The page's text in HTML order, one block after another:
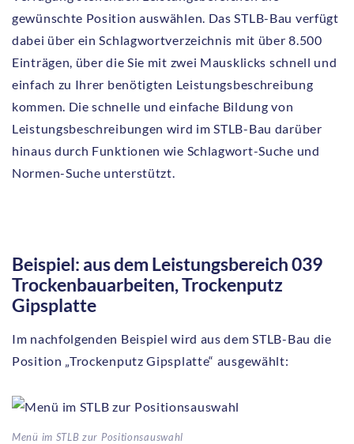
gewünschte Position auswählen. Das STLB-Bau verfügt
dabei über ein Schlagwortverzeichnis mit über 8.500
Einträgen, über die Sie mit zwei Mausklicks schnell und
einfach zu Ihrer benötigten Leistungsbeschreibung
kommen. Die schnelle und einfache Bildung von
Leistungsbeschreibungen wird im STLB-Bau darüber
hinaus durch Funktionen wie Schlagwort-Suche und
Normen-Suche unterstützt.
Beispiel: aus dem Leistungsbereich 039
Trockenbauarbeiten, Trockenputz
Gipsplatte
Im nachfolgenden Beispiel wird aus dem STLB-Bau die
Position „Trockenputz Gipsplatte“ ausgewählt:
Menü im STLB zur Positionsauswahl